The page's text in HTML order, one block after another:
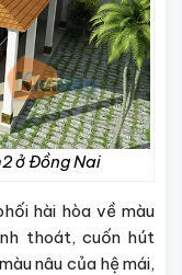
ở Đồng Nai
hài hòa về màu
thoát, cuốn hút
nâu của hệ mái,